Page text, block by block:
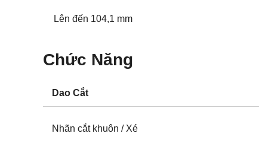
Lên đến 104,1 mm
Chức Năng
Dao Cắt
Nhãn cắt khuôn / Xé